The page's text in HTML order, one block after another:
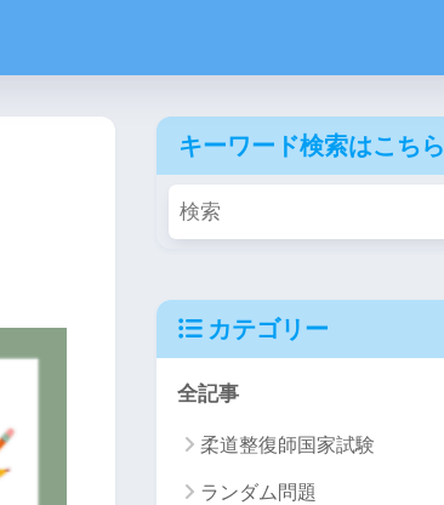
キーワード検索はこちら
カテゴリー
全記事
柔道整復師国家試験
ランダム問題